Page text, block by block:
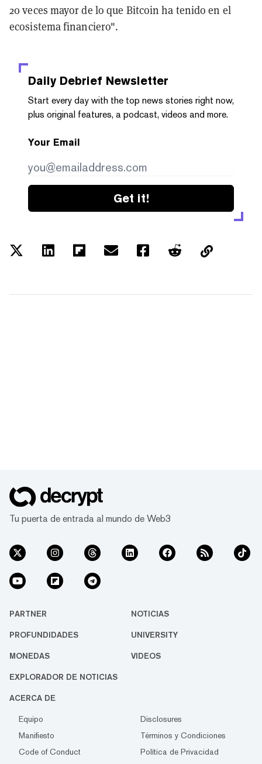
20 veces mayor de lo que Bitcoin ha tenido en el
ecosistema financiero".
Daily Debrief Newsletter
Start every day with the top news stories right now,
plus original features, a podcast, videos and more.
Your Email
Get it!
Tu puerta de entrada al mundo de Web3
PARTNER NOTICIAS
PROFUNDIDADES UNIVERSITY
MONEDAS VIDEOS
EXPLORADOR DE NOTICIAS
ACERCA DE
Equipo
Disclosures
Manifiesto
Términos y Condiciones
Code of Conduct
Política de Privacidad